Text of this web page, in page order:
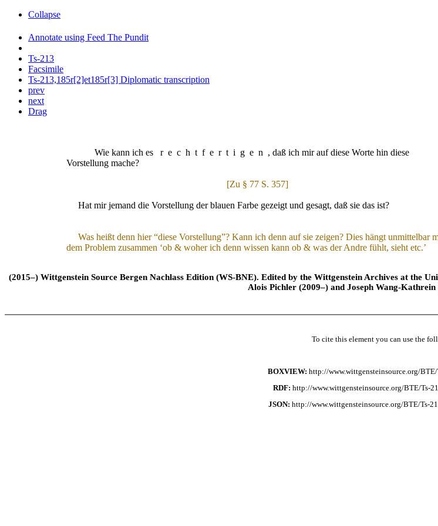
Collapse
Annotate using Feed The Pundit
Ts-213
Facsimile
Ts-213,185r[2]et185r[3] Diplomatic transcription
prev
next
Drag
Wie kann ich es rechtfertigen , daß ich mir auf diese Worte hin diese
Vorstellung mache?
[Zu § 77 S. 357]
Hat mir jemand die Vorstellung der blauen Farbe gezeigt und gesagt, daß sie das ist?
Was heißt denn hier “diese Vorstellung”? Kann ich denn auf sie zeigen? Dies hängt unmittelbar
dem Problem zusammen ‘ob & woherich denn wissen kann ob & was derAndre fühlt, sieht etc.’
(2015–) Wittgenstein Source Bergen Nachlass Edition (WS-BNE). Edited by the Wittgenstein Archives at the
Alois Pichler (2009–) and Joseph Wang-
To cite this element you can use the
BOXVIEW: http://www.wittgensteinsource.org/
RDF: http://www.wittgensteinsource.org/BTE/Ts-
JSON: http://www.wittgensteinsource.org/BTE/Ts-